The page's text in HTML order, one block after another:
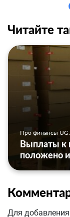
Читайте
Про финансы
Выплаты к
положено
Для